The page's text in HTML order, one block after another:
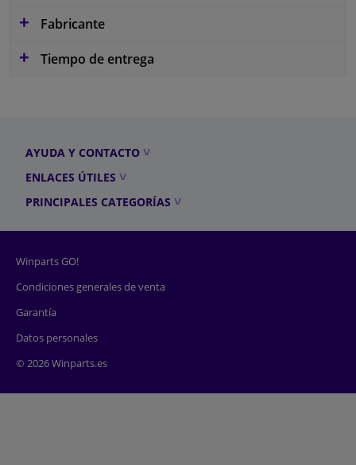
Fabricante
Tiempo de entrega
AYUDA Y CONTACTO
ENLACES ÚTILES
PRINCIPALES CATEGORÍAS
Winparts GO!
Condiciones generales de venta
Garantía
Datos personales
© 2026 Winparts.es